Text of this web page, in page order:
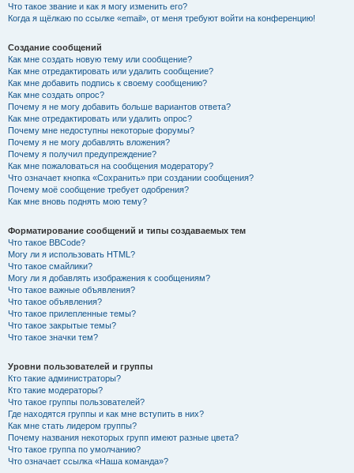
Что такое звание и как я могу изменить его?
Когда я щёлкаю по ссылке «email», от меня требуют войти на конференцию!
Создание сообщений
Как мне создать новую тему или сообщение?
Как мне отредактировать или удалить сообщение?
Как мне добавить подпись к своему сообщению?
Как мне создать опрос?
Почему я не могу добавить больше вариантов ответа?
Как мне отредактировать или удалить опрос?
Почему мне недоступны некоторые форумы?
Почему я не могу добавлять вложения?
Почему я получил предупреждение?
Как мне пожаловаться на сообщения модератору?
Что означает кнопка «Сохранить» при создании сообщения?
Почему моё сообщение требует одобрения?
Как мне вновь поднять мою тему?
Форматирование сообщений и типы создаваемых тем
Что такое BBCode?
Могу ли я использовать HTML?
Что такое смайлики?
Могу ли я добавлять изображения к сообщениям?
Что такое важные объявления?
Что такое объявления?
Что такое прилепленные темы?
Что такое закрытые темы?
Что такое значки тем?
Уровни пользователей и группы
Кто такие администраторы?
Кто такие модераторы?
Что такое группы пользователей?
Где находятся группы и как мне вступить в них?
Как мне стать лидером группы?
Почему названия некоторых групп имеют разные цвета?
Что такое группа по умолчанию?
Что означает ссылка «Наша команда»?